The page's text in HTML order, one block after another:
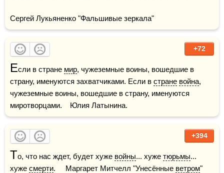
Сергей Лукьяненко "Фальшивые зеркала"
+72
Если в стране мир, чужеземные воины, вошедшие в
страну, именуются захватчиками. Если в стране война,
чужеземные воины, вошедшие в страну, именуются
миротворцами.    Юлия Латынина.
+394
То, что нас ждет, будет хуже войны... хуже тюрьмы...
хуже смерти.     Маргарет Митчелл "Унесённые ветром"